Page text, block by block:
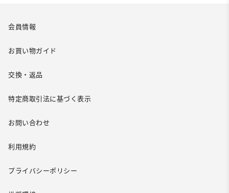
会員情報
お買い物ガイド
交換・返品
特定商取引法に基づく表示
お問い合わせ
利用規約
プライバシーポリシー